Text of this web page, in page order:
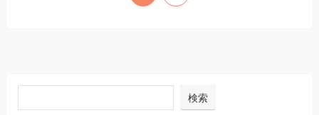
検索